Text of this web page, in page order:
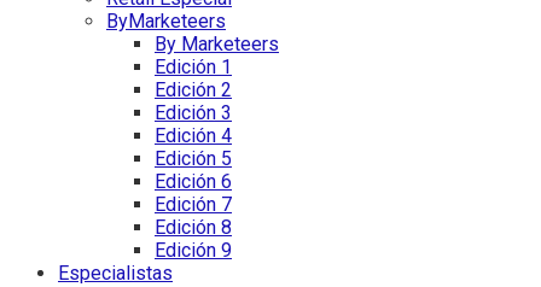
ByMarketeers
By Marketeers
Edición 1
Edición 2
Edición 3
Edición 4
Edición 5
Edición 6
Edición 7
Edición 8
Edición 9
Especialistas